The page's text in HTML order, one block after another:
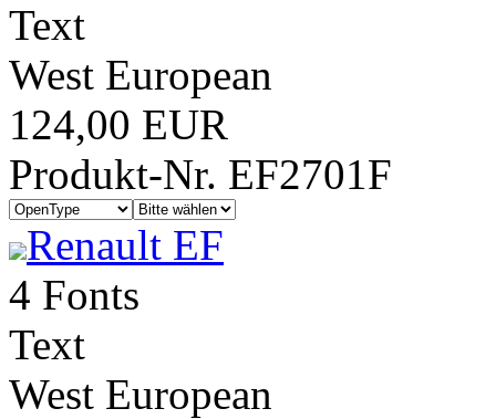
Text
West European
124,00 EUR
Produkt-Nr. EF2701F
Renault EF
4 Fonts
Text
West European